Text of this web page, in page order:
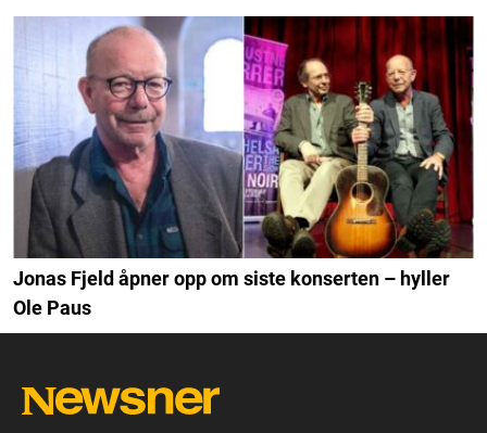
Jonas Fjeld åpner opp om siste konserten – hyller
Ole Paus